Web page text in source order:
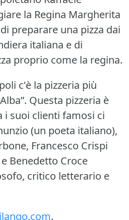
la Regina Margherita
preparare una pizza dai
italiana e di
proprio come la regina.
c'è la pizzeria più
Questa pizzeria è
i suoi clienti famosi ci
(un poeta italiano),
Francesco Crispi
Benedetto Croce
critico letterario e
.